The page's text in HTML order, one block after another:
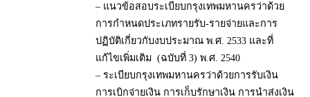
– แนวข้อสอบระเบียบกรุงเทพมหานครว่าด้วย
การกำหนดประเภทรายรับ-รายจ่ายและการ
ปฏิบัติเกี่ยวกับงบประมาณ พ.ศ. 2533 และที่
แก้ไขเพิ่มเติม (ฉบับที่ 3) พ.ศ. 2540
– ระเบียบกรุงเทพมหานครว่าด้วยการรับเงิน
การเบิกจ่ายเงิน การเก็บรักษาเงิน การนำส่งเงิน